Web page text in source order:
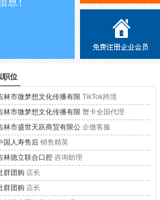
职位
林市微梦想文化传播有限 TikTok跨境
林市微梦想文化传播有限 蟹卡全国代理
林市盛世天跃商贸有限公 企微客服
国人寿售后 销售精英
林德立联合口腔 咨询助理
群团购 店长
群团购 店长